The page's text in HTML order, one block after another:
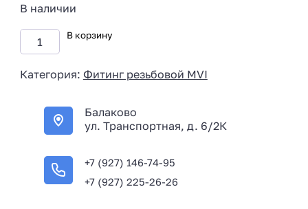
В наличии
В корзину
Категория: Фитинг резьбовой MVI
Балаково
ул. Транспортная, д. 6/2К
+7 (927) 146-74-95
+7 (927) 225-26-26